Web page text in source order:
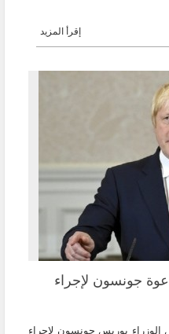
إقرأ المزيد
جونسون لإجراء
الوزراء بوريس جونسون لإجراء